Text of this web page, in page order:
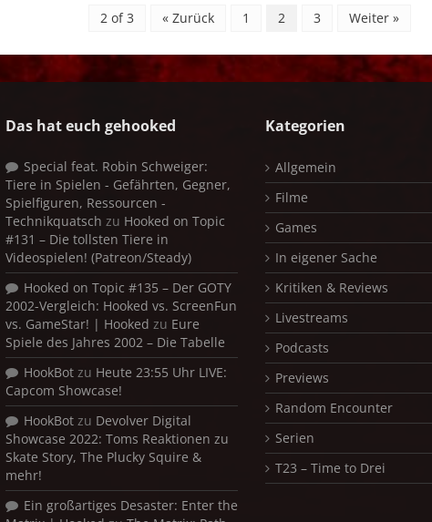
2 of 3 « Zurück 1 2 3 Weiter »
Das hat euch gehooked
Special feat. Robin Schweiger:
Tiere in Spielen - Gefährten, Gegner,
Spielfiguren, Ressourcen -
Technikquatsch zu Hooked on Topic
#131 – Die tollsten Tiere in
Videospielen! (Patreon/Steady)
Hooked on Topic #135 – Der GOTY
2002-Vergleich: Hooked vs. ScreenFun
vs. GameStar! | Hooked zu Eure
Spiele des Jahres 2002 – Die Tabelle
HookBot zu Heute 23:55 Uhr LIVE:
Capcom Showcase!
HookBot zu Devolver Digital
Showcase 2022: Toms Reaktionen zu
Skate Story, The Plucky Squire &
mehr!
Ein großartiges Desaster: Enter the
Kategorien
Allgemein
Filme
Games
In eigener Sache
Kritiken & Reviews
Livestreams
Podcasts
Previews
Random Encounter
Serien
T23 – Time to Drei